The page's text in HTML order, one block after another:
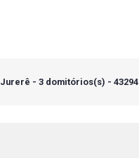
Jurerê - 3 domitórios(s) - 43294